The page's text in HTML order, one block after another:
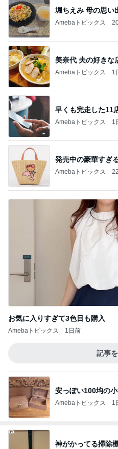
堀ちえみ 母の思い
Amebaトピックス
美奈代 夫の好きな
Amebaトピックス 1
早くも完走した11
Amebaトピックス 1
発売中の豪華すぎ
Amebaトピックス
お気に入りすぎて3色目も購入
Amebaトピックス 1日前
記事
安っぽい100均の
Amebaトピックス 1
神がかってる掃除